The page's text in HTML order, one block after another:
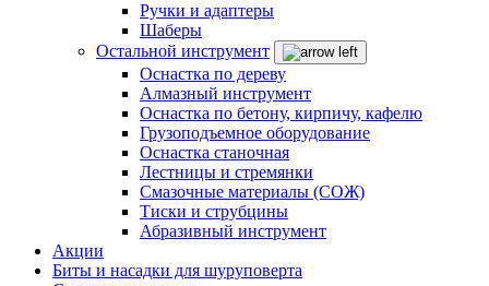
Ручки и адаптеры
Шаберы
Остальной инструмент
Оснастка по дереву
Алмазный инструмент
Оснастка по бетону, кирпичу, кафелю
Грузоподъемное оборудование
Оснастка станочная
Лестницы и стремянки
Смазочные материалы (СОЖ)
Тиски и струбцины
Абразивный инструмент
Акции
Биты и насадки для шуруповерта